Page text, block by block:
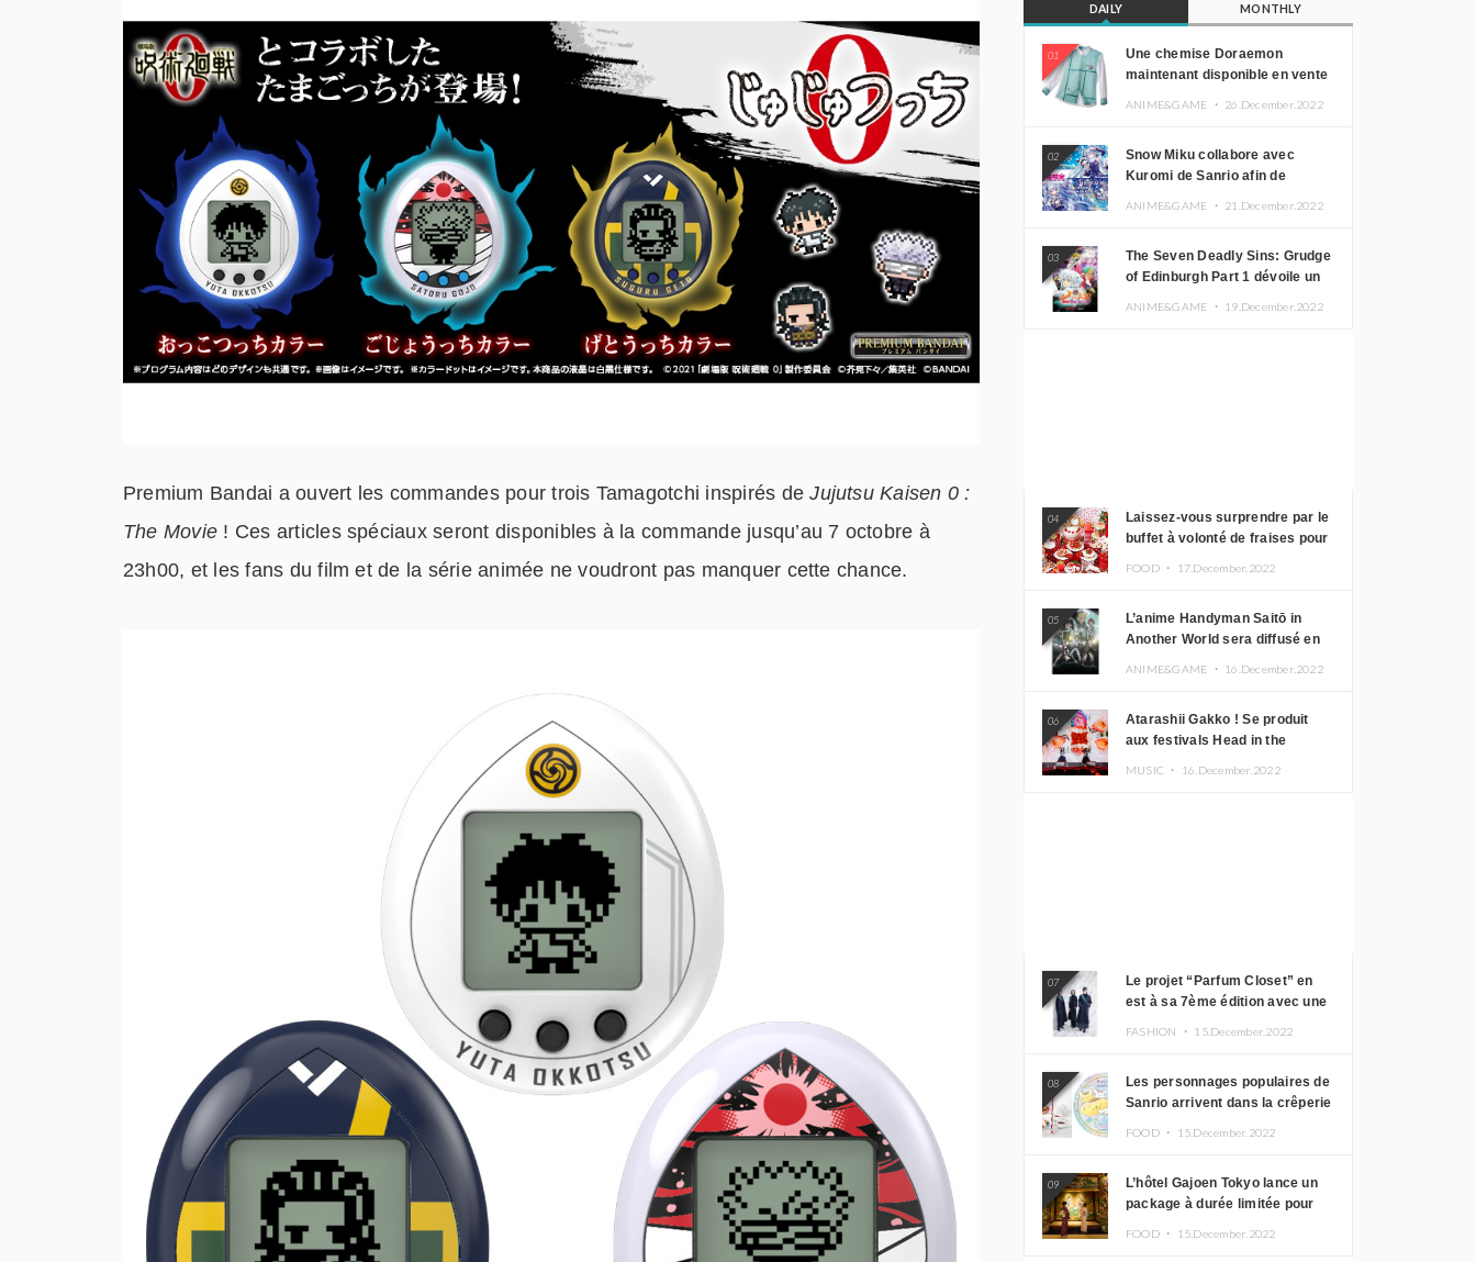
Premium Bandai a ouvert les commandes pour trois Tamagotchi inspirés deJujutsu Kaisen 0 :
The Movie ! Ces articles spéciaux seront disponibles à la commande jusqu’au 7 octobre à
23h00, et les fans du film et de la série animée ne voudront pas manquer cette chance.
DAILY MONTHLY
01
Une chemise Doraemon
maintenant disponible en vente
ANIME&GAME ・ 26.December.2022
02
Snow Miku collabore avec
Kuromi de Sanrio afin de
ANIME&GAME ・ 21.December.2022
03
The Seven Deadly Sins: Grudge
of Edinburgh Part 1 dévoile un
ANIME&GAME ・ 19.December.2022
04
Laissez-vous surprendre par le
buffet à volonté de fraises pour
FOOD ・ 17.December.2022
05
L’anime Handyman Saitō in
Another World sera diffusé en
ANIME&GAME ・ 16.December.2022
06
Atarashii Gakko ! Se produit
aux festivals Head in the
MUSIC ・ 16.December.2022
07
Le projet “Parfum Closet” en
est à sa 7ème édition avec une
FASHION ・ 15.December.2022
08
Les personnages populaires de
Sanrio arrivent dans la crêperie
FOOD ・ 15.December.2022
09
L’hôtel Gajoen Tokyo lance un
package à durée limitée pour
FOOD ・ 15.December.2022